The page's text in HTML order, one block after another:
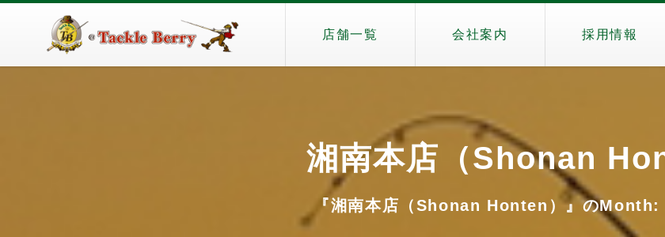
店舗一覧 会社案内 採用情報
湘南本店（Shonan
『湘南本店（Shonan Honten）』のMonth: